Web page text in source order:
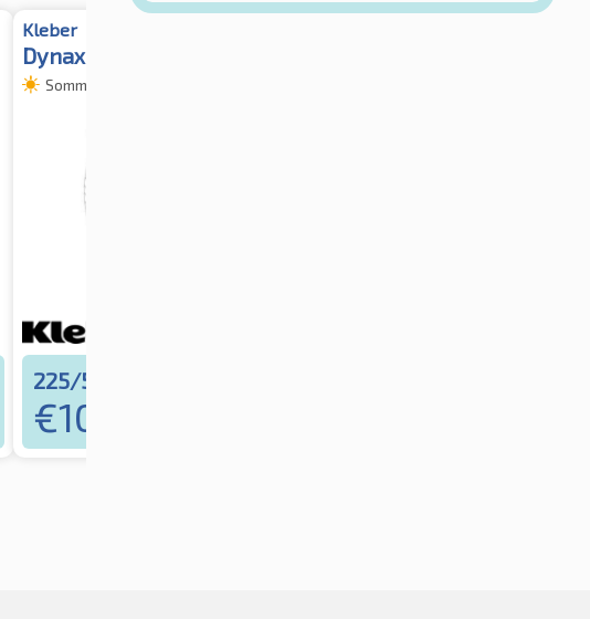
Kleber
Dynaxer HP5 TL
Sommerreifen
225/50R17 98Y
€106,25